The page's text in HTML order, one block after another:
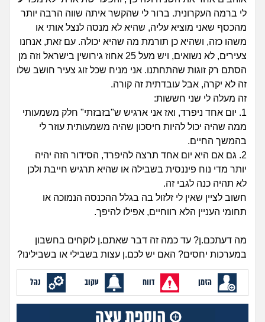
היריון ולידה
הורות ומשפחה
מהבקו"ם... ועד מתי?!
עבודה וקריירה
חברים ואנשים
מה שעובר עליי
שומרים על הגוף
הרשמה | התחברות
לי ברמה העקרונית. ברור לי שהקשר איתה שווה הרבה יותר
מהכסף שאני מוציא עליה, שהיא לא מנסה לנצל אותי או
משהו כזה, ושהיא כן תורמת מה שהיא יכולה. עם זאת, אנחנו
צעירים, לא נשואים, ויש מעל 25 אחוז גירושין בישראל וזה מן
הסתם רק זוגות שהתחתנו. אני מניח שכל זוג צעיר חושב שלו
זה לא יקרה, אבל עובדתית זה קורה.
זה מעלה לי שני חששות:
1. יום אחד ניפרד, ואז אני ארגיש ש"בזבזתי" חלק משמעותי
ממה שהיה יכול להיות חיסכון שהיה משמעותית עוזר לי
בהמשך החיים.
2. גם אם היא יום אחד תרצה להיפרד, הסידור הזה יהיה
יותר מדי נוח פיננסית בשבילה או שהיא תרגיש חייבת ולכן
לא תהיה כנה לגבי זה.
חשוב לציין שאין לי זלזול בה בגלל ההכנסה הנמוכה או
תחומי העניין הלא רווחיים, אפילו להיפך.
מה דעתכם.ן? עד כמה זה דבר שאתם.ן לוקחים בחשבון
במערכות יחסים? האם יש לכם.ן עצות בשבילי או בשבילינו?
הזמן דווח עקוב נהל